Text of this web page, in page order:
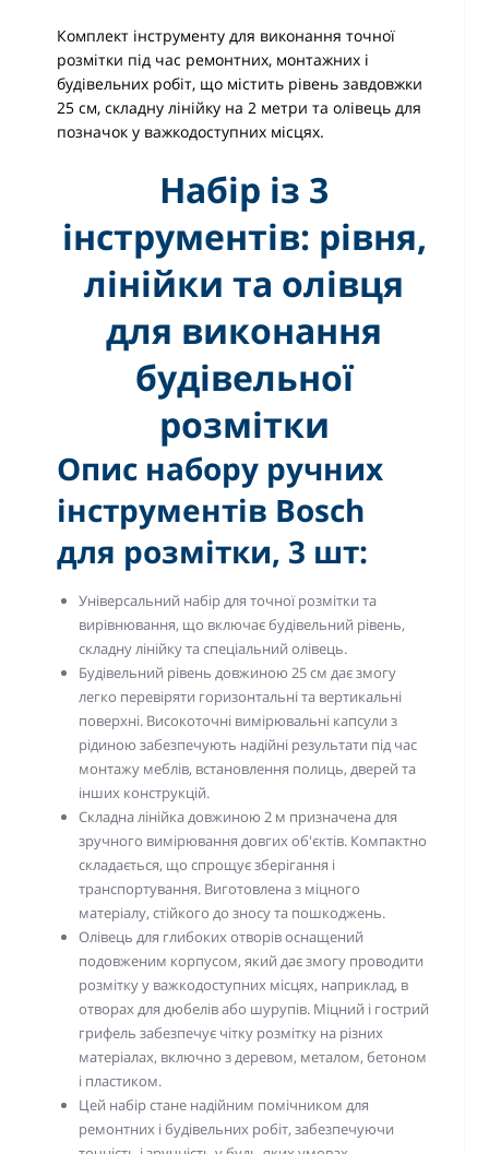
Комплект інструменту для виконання точної
розмітки під час ремонтних, монтажних і
будівельних робіт, що містить рівень завдовжки
25 см, складну лінійку на 2 метри та олівець для
позначок у важкодоступних місцях.
Набір із 3
інструментів: рівня,
лінійки та олівця
для виконання
будівельної
розмітки
Опис набору ручних
інструментів Bosch
для розмітки, 3 шт:
Універсальний набір для точної розмітки та
вирівнювання, що включає будівельний рівень,
складну лінійку та спеціальний олівець.
Будівельний рівень довжиною 25 см дає змогу
легко перевіряти горизонтальні та вертикальні
поверхні. Високоточні вимірювальні капсули з
рідиною забезпечують надійні результати під час
монтажу меблів, встановлення полиць, дверей та
інших конструкцій.
Складна лінійка довжиною 2 м призначена для
зручного вимірювання довгих об'єктів. Компактно
складається, що спрощує зберігання і
транспортування. Виготовлена з міцного
матеріалу, стійкого до зносу та пошкоджень.
Олівець для глибоких отворів оснащений
подовженим корпусом, який дає змогу проводити
розмітку у важкодоступних місцях, наприклад, в
отворах для дюбелів або шурупів. Міцний і гострий
грифель забезпечує чітку розмітку на різних
матеріалах, включно з деревом, металом, бетоном
і пластиком.
Цей набір стане надійним помічником для
ремонтних і будівельних робіт, забезпечуючи